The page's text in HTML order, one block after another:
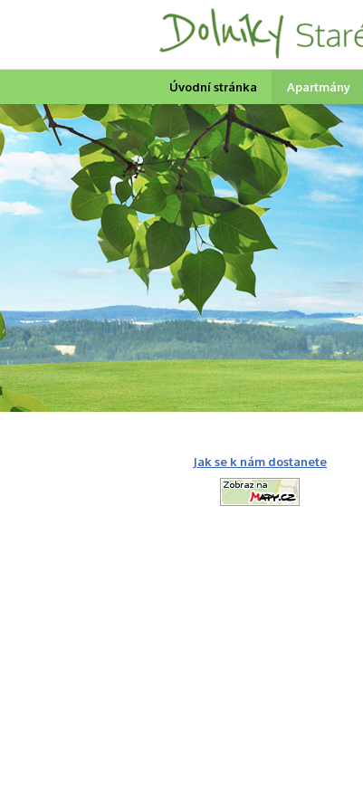
Úvodní stránka Apartmány
Jak se k nám dostanete